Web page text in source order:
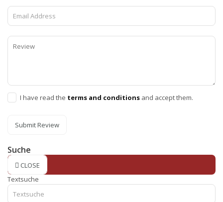
I have read the terms and conditions and accept them.
Submit Review
Suche
CLOSE
Textsuche